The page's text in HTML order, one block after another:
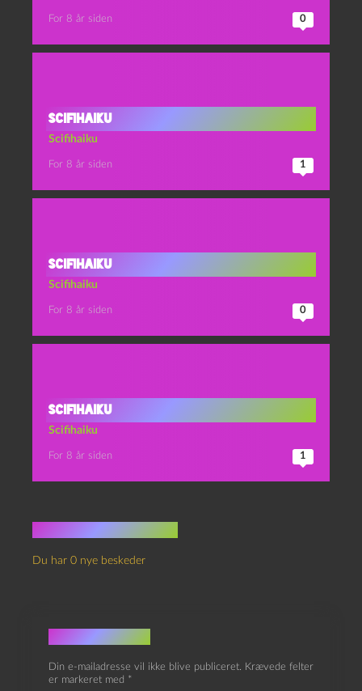
For 8 år siden 0
Scifihaiku
Scifihaiku
For 8 år siden 1
Scifihaiku
Scifihaiku
For 8 år siden 0
Scifihaiku
Scifihaiku
For 8 år siden 1
Du har 0 nye beskeder
Skriv et svar
Din e-mailadresse vil ikke blive publiceret. Krævede felter
er markeret med *